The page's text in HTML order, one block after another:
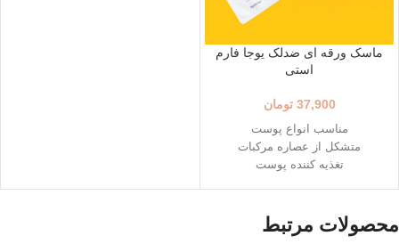
ماسک ورقه ای ضدلک یوجا فارم
استی
37,900 تومان
مناسب انواع پوست
متشکل از عصاره مرکبات
تغذیه کننده پوست
محصولات مرتبط